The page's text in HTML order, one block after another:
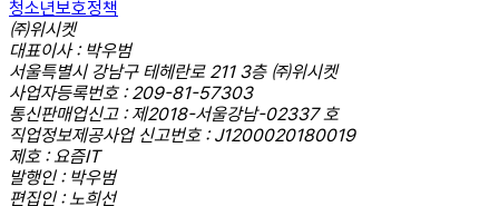
청소년보호정책
㈜위시켓
대표이사 : 박우범
서울특별시 강남구 테헤란로 211 3층 ㈜위시켓
사업자등록번호 : 209-81-57303
통신판매업신고 : 제2018-서울강남-02337 호
직업정보제공사업 신고번호 : J1200020180019
제호 : 요즘IT
발행인 : 박우범
편집인 : 노희선